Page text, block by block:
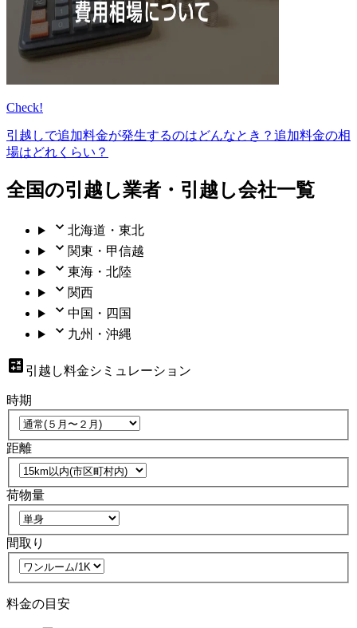
Check!
引越しで追加料金が発生するのはどんなとき？追加料金の相
場はどれくらい？
全国の引越し業者・引越し会社一覧
北海道・東北
関東・甲信越
東海・北陸
関西
中国・四国
九州・沖縄
引越し料金シミュレーション
時期
距離
荷物量
間取り
料金の目安